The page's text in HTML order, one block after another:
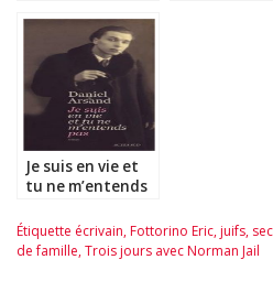
Je suis en vie et
tu ne m’entends
Arsand
Étiquette écrivain,Fottorino Eric,juifs,
de famille,Trois jours avec Norman Jail